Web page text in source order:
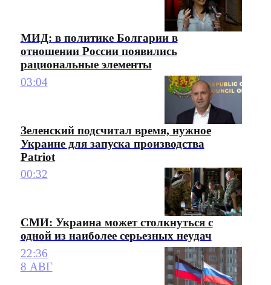
МИД: в политике Болгарии в
отношении России появились
рациональные элементы
03:04
Зеленский подсчитал время, нужное
Украине для запуска производства
Patriot
00:32
СМИ: Украина может столкнуться с
одной из наиболее серьезных неудач
22:36
8 АВГ